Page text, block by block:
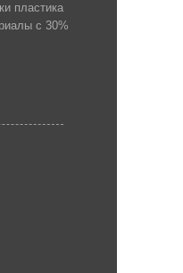
пластика
с 30%